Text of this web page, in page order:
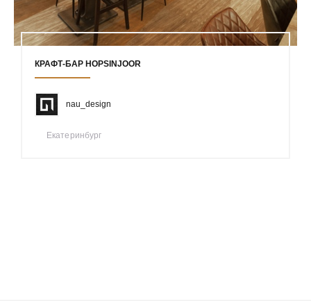
КРАФТ-БАР HOPSINJOOR
nau_design
Екатеринбург